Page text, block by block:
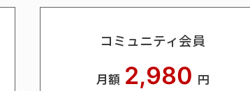
コミュニティ会員
月額 2,980 円